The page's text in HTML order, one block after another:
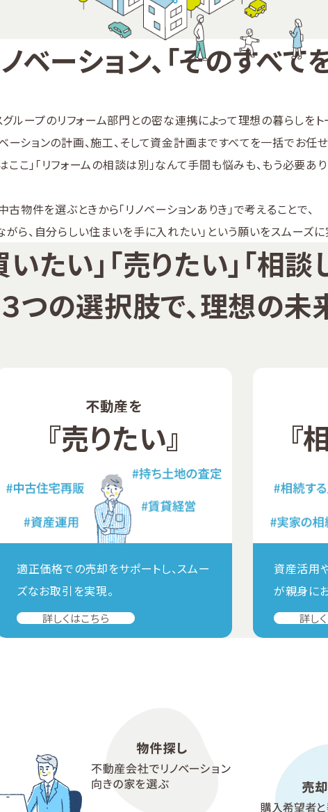
ベーション、 「そのすべて
ループのリフォーム部門との密な連携によって理想の暮らしをト
ーションの計画、施工、そして資金計画まですべてを一括でお任
ここ」「リフォームの相談は別」なんて手間も悩みも、もう必要あり
古物件を選ぶときから「リノベーションありき」で考えることで、
がら、自分らしい住まいを手に入れたい」という願いをスムーズに
いたい」「売りたい」「相談
つの選択肢で、理想の未
不動産を
『売りたい』
適正価格での売却をサポートし、スムー
ズなお取引を実現。
詳しくはこちら
『
資産活用
が親身に
詳し